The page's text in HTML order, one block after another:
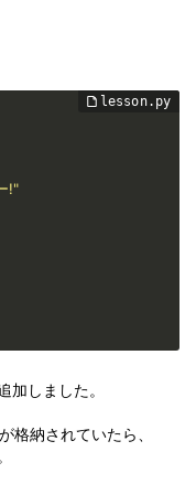
!"
加しました。
格納されていたら、